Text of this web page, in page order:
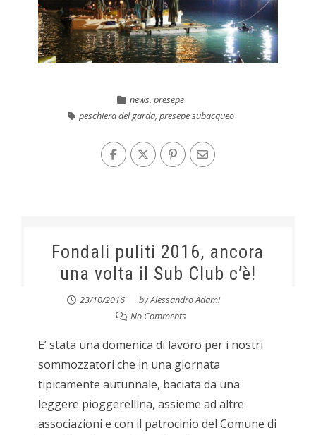
news,presepe
peschiera del garda, presepe subacqueo
Fondali puliti 2016, ancora
una volta il Sub Club c’è!
23/10/2016 byAlessandro Adami
No Comments
E’ stata una domenica di lavoro per i nostri
sommozzatori che in una giornata
tipicamente autunnale, baciata da una
leggere pioggerellina, assieme ad altre
associazioni e con il patrocinio del Comune di